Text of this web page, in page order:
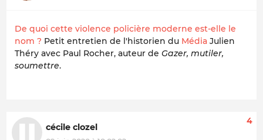
De quoi cette violence policière moderne est-elle le
nom ? Petit entretien de l'historien du Média Julien
Théry avec Paul Rocher, auteur de Gazer, mutiler,
soumettre.
cécile clozel
4